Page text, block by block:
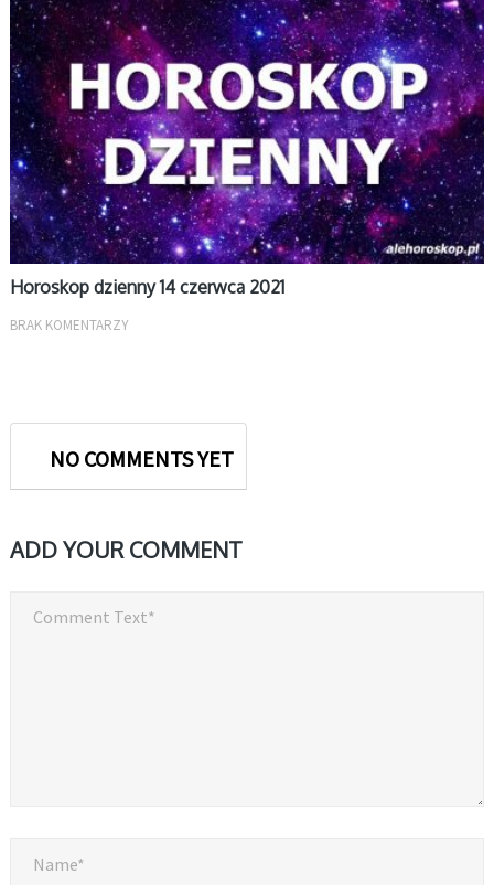
DZIENNY
Horoskop dzienny 14 czerwca 2021
BRAK KOMENTARZY
NO COMMENTS YET
ADD YOUR COMMENT